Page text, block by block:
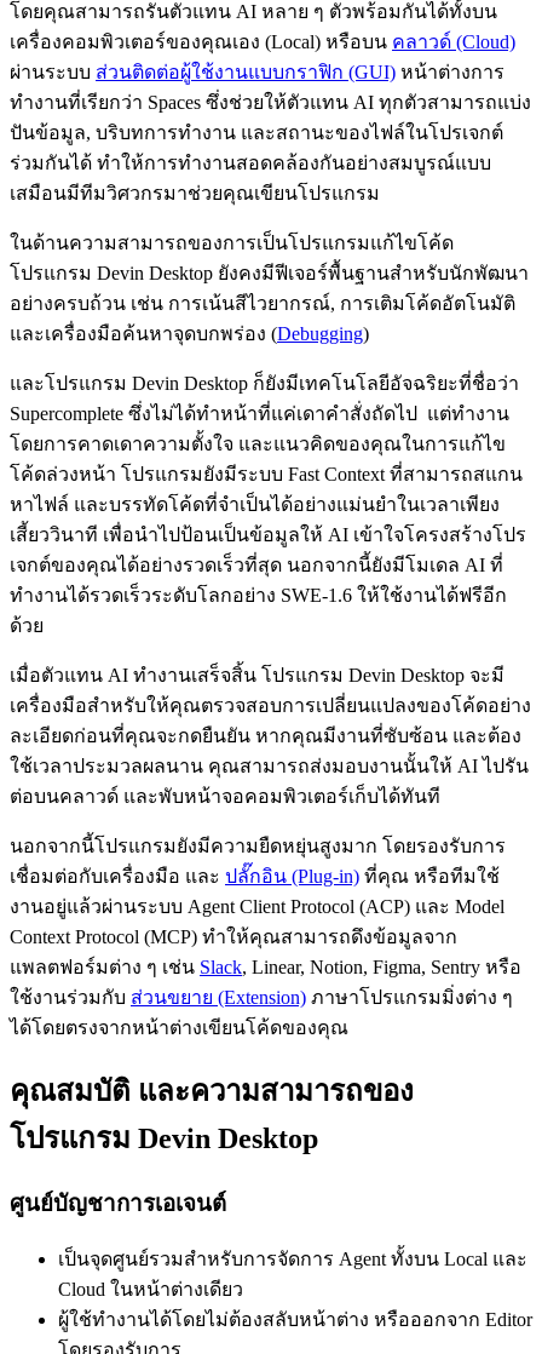
โดยคุณสามารถรันตัวแทน AI หลาย ๆ ตัวพร้อมกันได้ทั้งบน
เครื่องคอมพิวเตอร์ของคุณเอง (Local) หรือบน คลาวด์ (Cloud)
ผ่านระบบ ส่วนติดต่อผู้ใช้งานแบบกราฟิก (GUI) หน้าต่างการ
ทำงานที่เรียกว่า Spaces ซึ่งช่วยให้ตัวแทน AI ทุกตัวสามารถแบ่ง
ปันข้อมูล, บริบทการทำงาน และสถานะของไฟล์ในโปรเจกต์
ร่วมกันได้ ทำให้การทำงานสอดคล้องกันอย่างสมบูรณ์แบบ
เสมือนมีทีมวิศวกรมาช่วยคุณเขียนโปรแกรม
ในด้านความสามารถของการเป็นโปรแกรมแก้ไขโค้ด
โปรแกรม Devin Desktop ยังคงมีฟีเจอร์พื้นฐานสำหรับนักพัฒนา
อย่างครบถ้วน เช่น การเน้นสีไวยากรณ์, การเติมโค้ดอัตโนมัติ
และเครื่องมือค้นหาจุดบกพร่อง (Debugging)
และโปรแกรม Devin Desktop ก็ยังมีเทคโนโลยีอัจฉริยะที่ชื่อว่า
Supercomplete ซึ่งไม่ได้ทำหน้าที่แค่เดาคำสั่งถัดไป แต่ทำงาน
โดยการคาดเดาความตั้งใจ และแนวคิดของคุณในการแก้ไข
โค้ดล่วงหน้า โปรแกรมยังมีระบบ Fast Context ที่สามารถสแกน
หาไฟล์ และบรรทัดโค้ดที่จำเป็นได้อย่างแม่นยำในเวลาเพียง
เสี้ยววินาที เพื่อนำไปป้อนเป็นข้อมูลให้ AI เข้าใจโครงสร้างโปร
เจกต์ของคุณได้อย่างรวดเร็วที่สุด นอกจากนี้ยังมีโมเดล AI ที่
ทำงานได้รวดเร็วระดับโลกอย่าง SWE-1.6 ให้ใช้งานได้ฟรีอีก
ด้วย
เมื่อตัวแทน AI ทำงานเสร็จสิ้น โปรแกรม Devin Desktop จะมี
เครื่องมือสำหรับให้คุณตรวจสอบการเปลี่ยนแปลงของโค้ดอย่าง
ละเอียดก่อนที่คุณจะกดยืนยัน หากคุณมีงานที่ซับซ้อน และต้อง
ใช้เวลาประมวลผลนาน คุณสามารถส่งมอบงานนั้นให้ AI ไปรัน
ต่อบนคลาวด์ และพับหน้าจอคอมพิวเตอร์เก็บได้ทันที
นอกจากนี้โปรแกรมยังมีความยืดหยุ่นสูงมาก โดยรองรับการ
เชื่อมต่อกับเครื่องมือ และ ปลั๊กอิน (Plug-in) ที่คุณ หรือทีมใช้
งานอยู่แล้วผ่านระบบ Agent Client Protocol (ACP) และ Model
Context Protocol (MCP) ทำให้คุณสามารถดึงข้อมูลจาก
แพลตฟอร์มต่าง ๆ เช่น Slack, Linear, Notion, Figma, Sentry หรือ
ใช้งานร่วมกับ ส่วนขยาย (Extension) ภาษาโปรแกรมมิ่งต่าง ๆ
ได้โดยตรงจากหน้าต่างเขียนโค้ดของคุณ
คุณสมบัติ และความสามารถของ
โปรแกรม Devin Desktop
ศูนย์บัญชาการเอเจนต์
เป็นจุดศูนย์รวมสำหรับการจัดการ Agent ทั้งบน Local และ
Cloud ในหน้าต่างเดียว
ผู้ใช้ทำงานได้โดยไม่ต้องสลับหน้าต่าง หรือออกจาก Editor
โดยรองรับการ